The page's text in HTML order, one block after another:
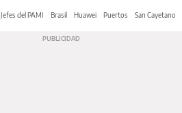
Jefes del PAMI Brasil Huawei Puertos San Cayetano